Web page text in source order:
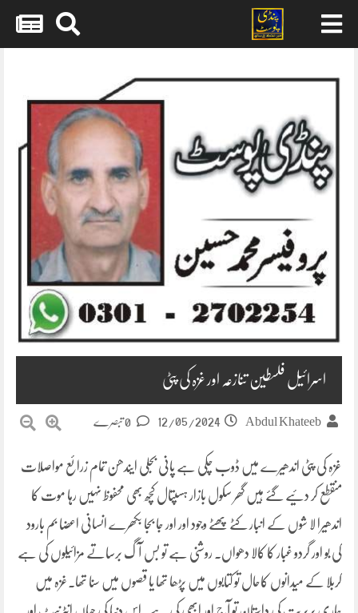
content
اسرائیل فلسطین تنازعہ اور غزہ کی پٹی
Abdul Khateeb
12/05/2024
غزہ کی پٹی اندھیرے میں ڈوب چکی ہے پانی بجلی ایندھن تمام زرائع مواصلات
منقطع کر دئیے گئے ہیں گھر سکول بازار ہسپتال کچھ بھی محفوظ نہیں رہا موت کا
اندھیرا لا شوں کے انبار کٹے پھٹے وجود اور اور جا بجا بکھرے انسانی اعضا بم بارود
کی بو اور گردو غبار کا کالا دھواں۔ روشنی ہے تو بس آگ برساتے مزائیلوں کی ہے
کربلا کے میدانوں کاحال تو کتابوں میں پڑھا تھا یا قصوں میں سنا تھا۔غزہ میں